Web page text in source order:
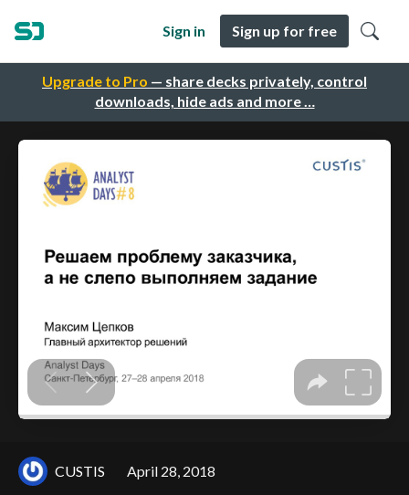
Upgrade to Pro — share decks privately, control
downloads, hide ads and more …
Sign in Sign up for free
CUSTIS April 28, 2018